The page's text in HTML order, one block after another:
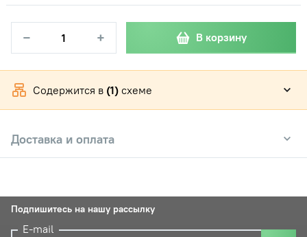
− + В корзину
Содержится в (1) схеме
Доставка и оплата
Подпишитесь на нашу рассылку
E-mail